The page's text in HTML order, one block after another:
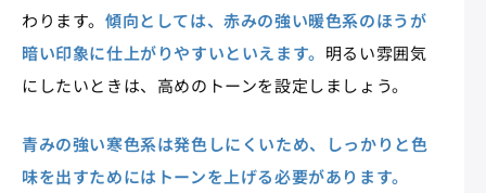
わります。 傾向としては、赤みの強い暖色系のほうが
暗い印象に仕上がりやすいといえます。 明るい雰囲気
にしたいときは、高めのトーンを設定しましょう。
青みの強い寒色系は発色しにくいため、しっかりと色
味を出すためにはトーンを上げる必要があります。